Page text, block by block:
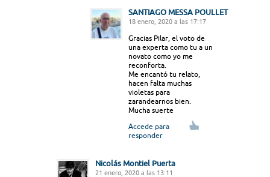
SANTIAGO MESSA POULLET
18 enero, 2020 a las 17:17
Gracias Pilar, el voto de
una experta como tu a un
novato como yo me
reconforta.
Me encantó tu relato,
hacen falta muchas
violetas para
zarandearnos bien.
Mucha suerte
Accede para
responder
Nicolás Montiel Puerta
21 enero, 2020 a las 13:11